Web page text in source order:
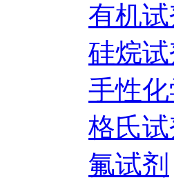
有机试
硅烷试
手性化
格氏试
氟试剂